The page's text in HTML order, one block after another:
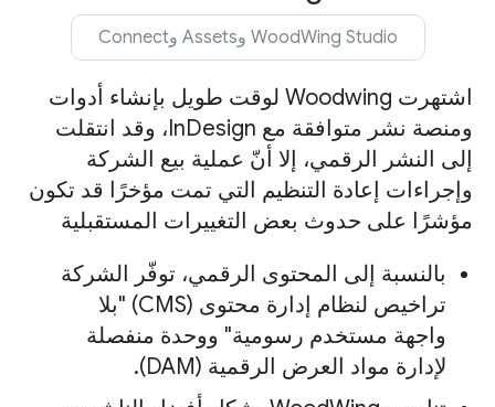
‫WoodWing Studio وAssets وConnect
اشتهرت Woodwing لوقت طويل بإنشاء أدوات
ومنصة نشر متوافقة مع InDesign، وقد انتقلت
إلى النشر الرقمي، إلا أنّ عملية بيع الشركة
وإجراءات إعادة التنظيم التي تمت مؤخرًا قد تكون
مؤشرًا على حدوث بعض التغييرات المستقبلية
بالنسبة إلى المحتوى الرقمي، توفّر الشركة
تراخيص لنظام إدارة محتوى (CMS) "بلا
واجهة مستخدم رسومية" ووحدة منفصلة
لإدارة مواد العرض الرقمية (DAM).